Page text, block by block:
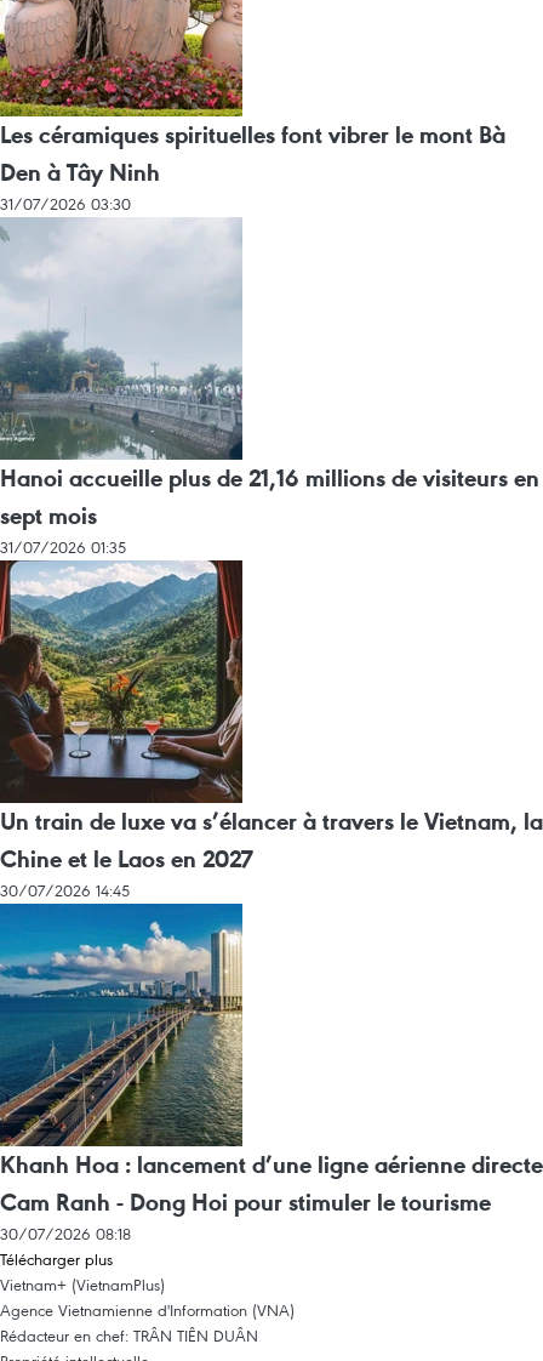
Les céramiques spirituelles font vibrer le mont Bà
Den à Tây Ninh
31/07/2026 03:30
Hanoi accueille plus de 21,16 millions de visiteurs en
sept mois ​
31/07/2026 01:35
Un train de luxe va s’élancer à travers le Vietnam, la
Chine et le Laos en 2027
30/07/2026 14:45
Khanh Hoa : lancement d’une ligne aérienne directe
Cam Ranh - Dong Hoi pour stimuler le tourisme
30/07/2026 08:18
Télécharger plus
Vietnam+ (VietnamPlus)
Agence Vietnamienne d'Information (VNA)
Rédacteur en chef: TRÂN TIÊN DUÂN